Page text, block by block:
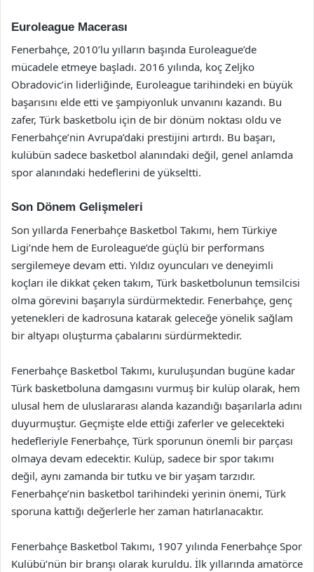
Euroleague Macerası
Fenerbahçe, 2010’lu yılların başında Euroleague’de
mücadele etmeye başladı. 2016 yılında, koç Zeljko
Obradovic’in liderliğinde, Euroleague tarihindeki en büyük
başarısını elde etti ve şampiyonluk unvanını kazandı. Bu
zafer, Türk basketbolu için de bir dönüm noktası oldu ve
Fenerbahçe’nin Avrupa’daki prestijini artırdı. Bu başarı,
kulübün sadece basketbol alanındaki değil, genel anlamda
spor alanındaki hedeflerini de yükseltti.
Son Dönem Gelişmeleri
Son yıllarda Fenerbahçe Basketbol Takımı, hem Türkiye
Ligi’nde hem de Euroleague’de güçlü bir performans
sergilemeye devam etti. Yıldız oyuncuları ve deneyimli
koçları ile dikkat çeken takım, Türk basketbolunun temsilcisi
olma görevini başarıyla sürdürmektedir. Fenerbahçe, genç
yetenekleri de kadrosuna katarak geleceğe yönelik sağlam
bir altyapı oluşturma çabalarını sürdürmektedir.
Fenerbahçe Basketbol Takımı, kuruluşundan bugüne kadar
Türk basketboluna damgasını vurmuş bir kulüp olarak, hem
ulusal hem de uluslararası alanda kazandığı başarılarla adını
duyurmuştur. Geçmişte elde ettiği zaferler ve gelecekteki
hedefleriyle Fenerbahçe, Türk sporunun önemli bir parçası
olmaya devam edecektir. Kulüp, sadece bir spor takımı
değil, aynı zamanda bir tutku ve bir yaşam tarzıdır.
Fenerbahçe’nin basketbol tarihindeki yerinin önemi, Türk
sporuna kattığı değerlerle her zaman hatırlanacaktır.
Fenerbahçe Basketbol Takımı, 1907 yılında Fenerbahçe Spor
Kulübü’nün bir branşı olarak kuruldu. İlk yıllarında amatörce